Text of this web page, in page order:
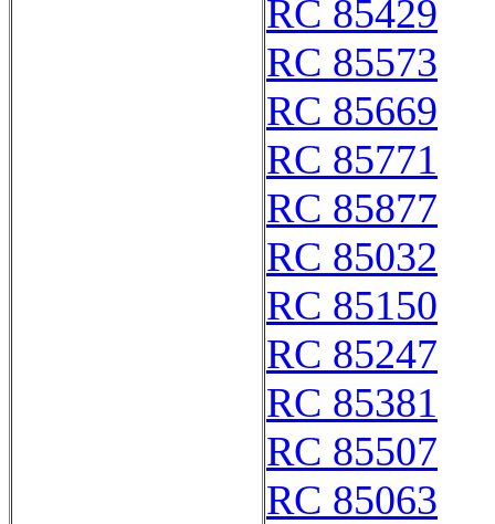
RC 85429
RC 85573
RC 85669
RC 85771
RC 85877
RC 85032
RC 85150
RC 85247
RC 85381
RC 85507
RC 85063